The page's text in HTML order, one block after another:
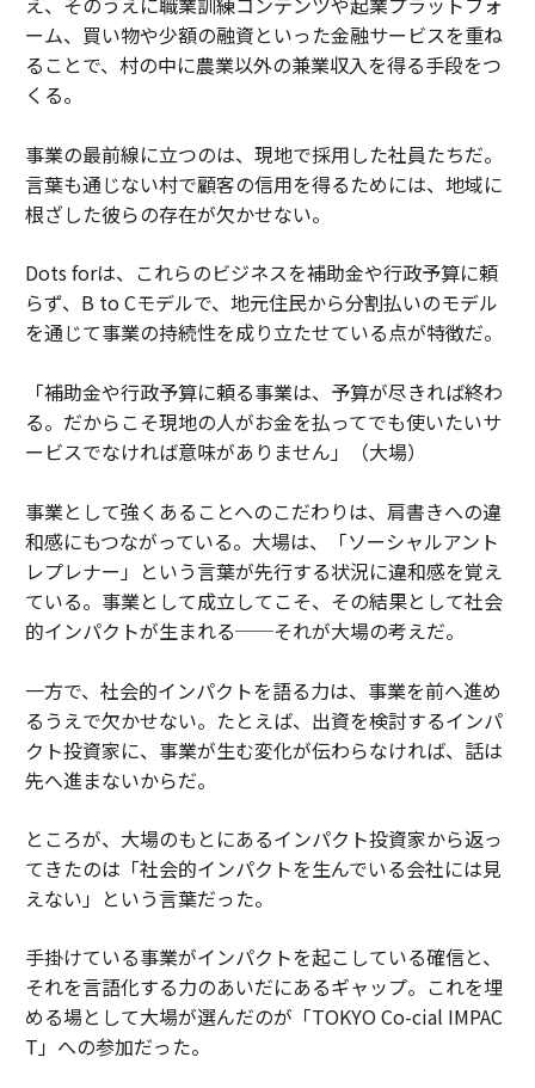
ーム、買い物や少額の融資といった金融サービスを重ね
ることで、村の中に農業以外の兼業収入を得る手段をつ
くる。
事業の最前線に立つのは、現地で採用した社員たちだ。
言葉も通じない村で顧客の信用を得るためには、地域に
根ざした彼らの存在が欠かせない。
Dots forは、これらのビジネスを補助金や行政予算に頼
らず、B to Cモデルで、地元住民から分割払いのモデル
を通じて事業の持続性を成り立たせている点が特徴だ。
「補助金や行政予算に頼る事業は、予算が尽きれば終わ
る。だからこそ現地の人がお金を払ってでも使いたいサ
ービスでなければ意味がありません」（大場）
事業として強くあることへのこだわりは、肩書きへの違
和感にもつながっている。大場は、「ソーシャルアント
レプレナー」という言葉が先行する状況に違和感を覚え
ている。事業として成立してこそ、その結果として社会
的インパクトが生まれる──それが大場の考えだ。
一方で、社会的インパクトを語る力は、事業を前へ進め
るうえで欠かせない。たとえば、出資を検討するインパ
クト投資家に、事業が生む変化が伝わらなければ、話は
先へ進まないからだ。
ところが、大場のもとにあるインパクト投資家から返っ
てきたのは「社会的インパクトを生んでいる会社には見
えない」という言葉だった。
手掛けている事業がインパクトを起こしている確信と、
それを言語化する力のあいだにあるギャップ。これを埋
める場として大場が選んだのが「TOKYO Co-cial IMPAC
T」への参加だった。